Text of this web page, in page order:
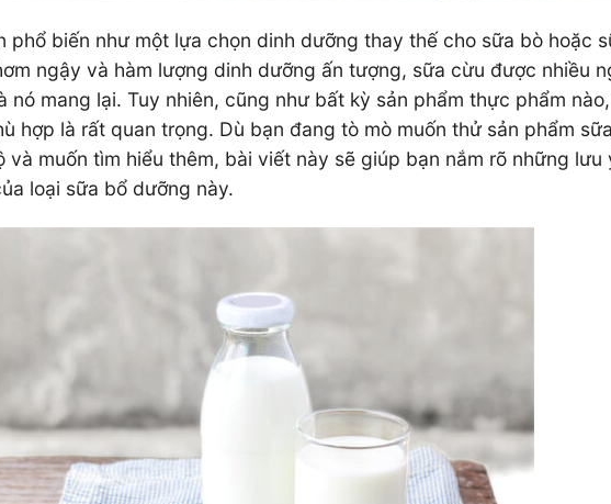
phổ biến như một lựa chọn dinh dưỡng thay thế cho sữa bò hoặc
ngậy và hàm lượng dinh dưỡng ấn tượng, sữa cừu được nhiều
mang lại. Tuy nhiên, cũng như bất kỳ sản phẩm thực phẩm
hợp là rất quan trọng. Dù bạn đang tò mò muốn thử sản phẩm
và muốn tìm hiểu thêm, bài viết này sẽ giúp bạn nắm rõ những lưu
loại sữa bổ dưỡng này.